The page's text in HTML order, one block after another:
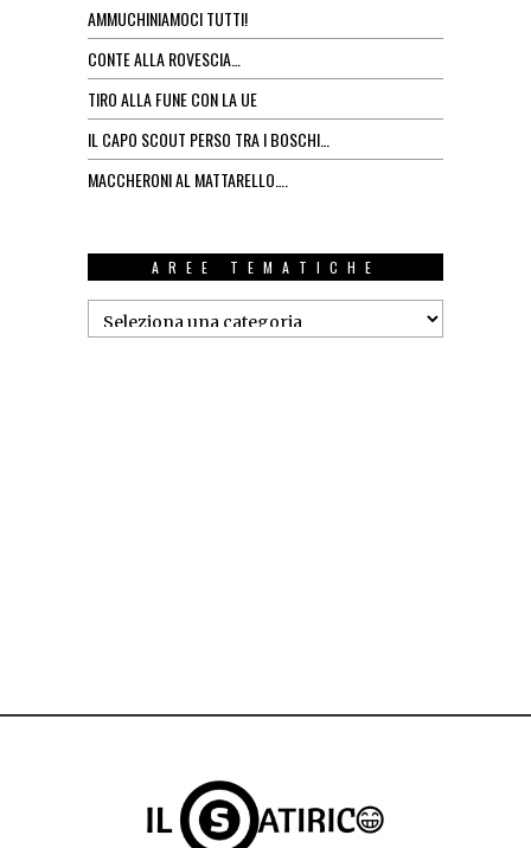
AMMUCHINIAMOCI TUTTI!
CONTE ALLA ROVESCIA…
TIRO ALLA FUNE CON LA UE
IL CAPO SCOUT PERSO TRA I BOSCHI…
MACCHERONI AL MATTARELLO….
AREE TEMATICHE